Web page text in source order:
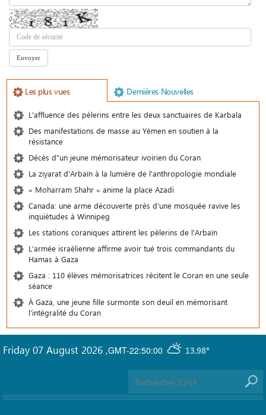
Les plus vues Demiéres Nouvelles
L'affluence des pèlerins entre les deux sanctuaires de Karbala
Des manifestations de masse au Yémen en soutien à la
résistance
Décès d"un jeune mémorisateur ivoirien du Coran
La ziyarat d'Arbaïn à la lumière de l'anthropologie mondiale
« Moharram Shahr » anime la place Azadi
Canada: une arme découverte près d'une mosquée ravive les
inquiétudes à Winnipeg
Les stations coraniques attirent les pèlerins de l'Arbaïn
L'armée israélienne affirme avoir tué trois commandants du
Hamas à Gaza
Gaza : 110 élèves mémorisatrices récitent le Coran en une seule
séance
À Gaza, une jeune fille surmonte son deuil en mémorisant
l’intégralité du Coran
GMT-22:50:00 13.98°
Friday 07 August 2026 ,